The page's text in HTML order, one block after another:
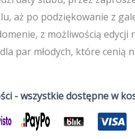
aż po podziękowanie z
z możliwością edycji
par młodych, które cenią
Metody